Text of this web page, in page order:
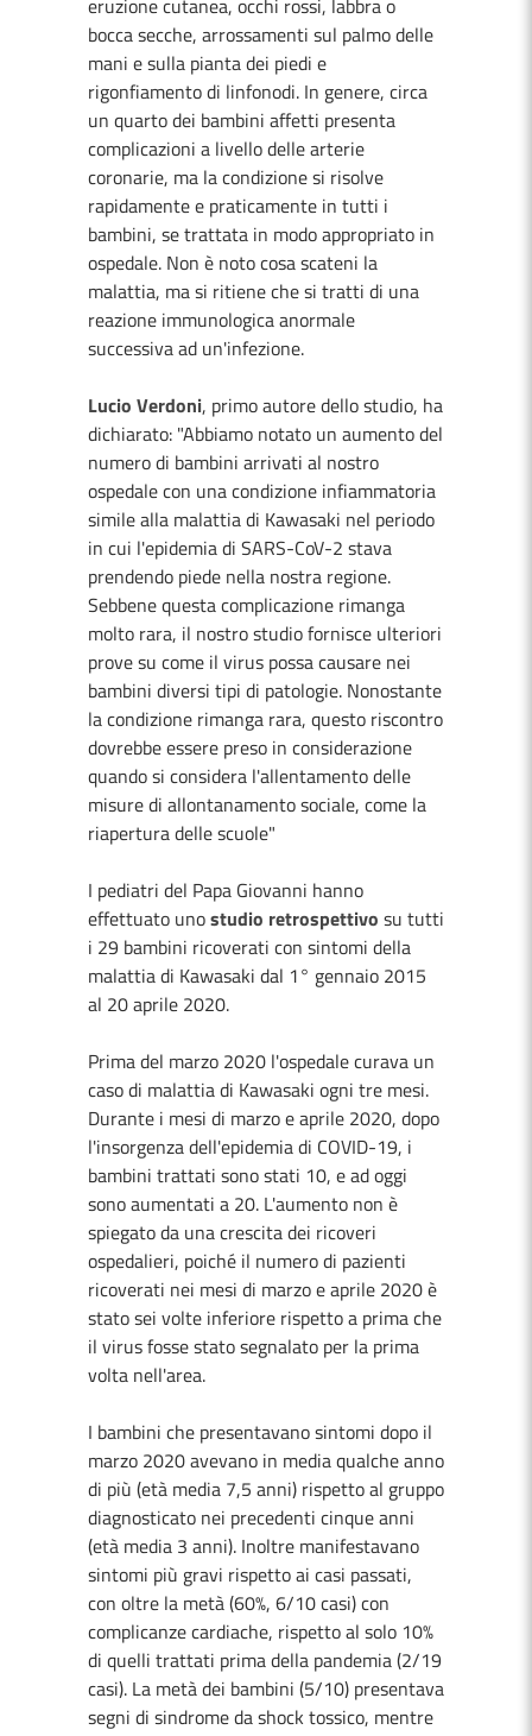
eruzione cutanea, occhi rossi, labbra o
bocca secche, arrossamenti sul palmo delle
mani e sulla pianta dei piedi e
rigonfiamento di linfonodi. In genere, circa
un quarto dei bambini affetti presenta
complicazioni a livello delle arterie
coronarie, ma la condizione si risolve
rapidamente e praticamente in tutti i
bambini, se trattata in modo appropriato in
ospedale. Non è noto cosa scateni la
malattia, ma si ritiene che si tratti di una
reazione immunologica anormale
successiva ad un'infezione.
Lucio Verdoni, primo autore dello studio, ha
dichiarato: "Abbiamo notato un aumento del
numero di bambini arrivati al nostro
ospedale con una condizione infiammatoria
simile alla malattia di Kawasaki nel periodo
in cui l'epidemia di SARS-CoV-2 stava
prendendo piede nella nostra regione.
Sebbene questa complicazione rimanga
molto rara, il nostro studio fornisce ulteriori
prove su come il virus possa causare nei
bambini diversi tipi di patologie. Nonostante
la condizione rimanga rara, questo riscontro
dovrebbe essere preso in considerazione
quando si considera l'allentamento delle
misure di allontanamento sociale, come la
riapertura delle scuole"
I pediatri del Papa Giovanni hanno
effettuato unostudio retrospettivo su tutti
i 29 bambini ricoverati con sintomi della
malattia di Kawasaki dal 1° gennaio 2015
al 20 aprile 2020.
Prima del marzo 2020 l'ospedale curava un
caso di malattia di Kawasaki ogni tre mesi.
Durante i mesi di marzo e aprile 2020, dopo
l'insorgenza dell'epidemia di COVID-19, i
bambini trattati sono stati 10, e ad oggi
sono aumentati a 20. L'aumento non è
spiegato da una crescita dei ricoveri
ospedalieri, poiché il numero di pazienti
ricoverati nei mesi di marzo e aprile 2020 è
stato sei volte inferiore rispetto a prima che
il virus fosse stato segnalato per la prima
volta nell'area.
I bambini che presentavano sintomi dopo il
marzo 2020 avevano in media qualche anno
di più (età media 7,5 anni) rispetto al gruppo
diagnosticato nei precedenti cinque anni
(età media 3 anni). Inoltre manifestavano
sintomi più gravi rispetto ai casi passati,
con oltre la metà (60%, 6/10 casi) con
complicanze cardiache, rispetto al solo 10%
di quelli trattati prima della pandemia (2/19
casi). La metà dei bambini (5/10) presentava
segni di sindrome da shock tossico, mentre